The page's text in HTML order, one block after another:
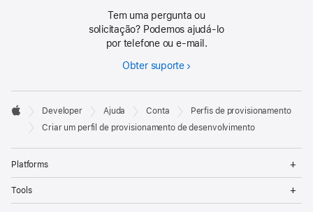
Tem uma pergunta ou
solicitação? Podemos ajudá-lo
por telefone ou e-mail.
Obter suporte
Developer
Footer

Apple
Developer Ajuda Conta
Perfis de provisionamento
Criar um perfil de provisionamento de desenvolvimento
Platforms
Tools